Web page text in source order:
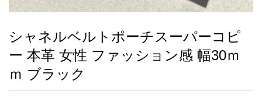
お
す
め
商
シャネルベルトポーチスーパーコピ
ー 本革 女性 ファッション感 幅30ｍ
ｍ ブラック